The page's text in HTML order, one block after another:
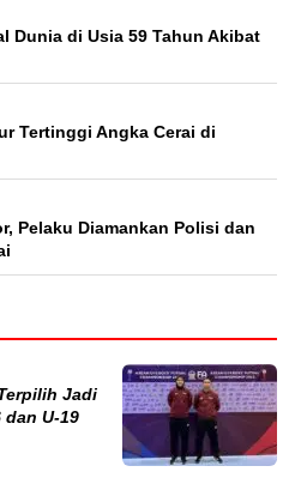
Dunia di Usia 59 Tahun Akibat
Tertinggi Angka Cerai di
Pelaku Diamankan Polisi dan
Jadi
dan U-19